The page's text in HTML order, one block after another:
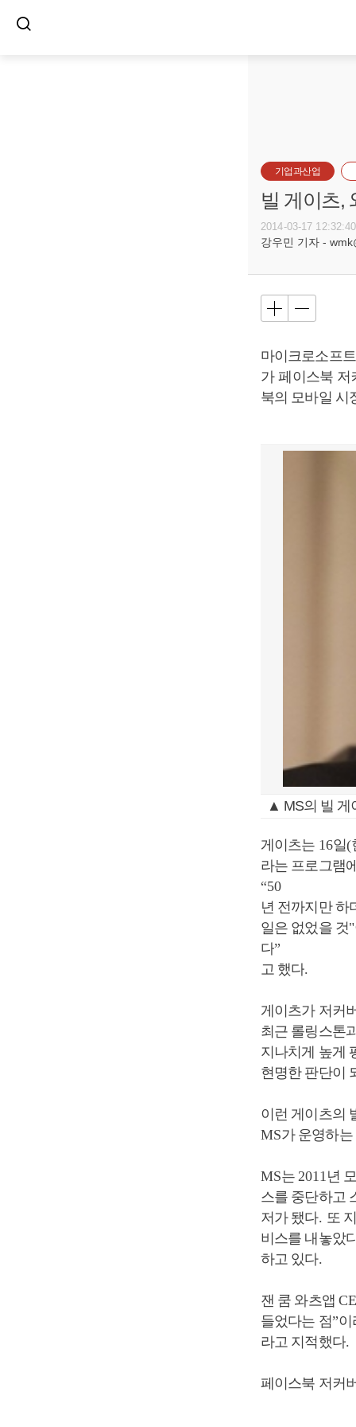
기업과산업
빌 게이츠,
2014-03-17 12:32:40
강우민 기자 -
마이크로소프트
가 페이스북
북의 모바일 시
▲ MS의 빌 게
게이츠는 16일(
라는 프로그램
“50
년 전까지만 하
일은 없었을 것"
다”
고 했다.
게이츠가 저커
최근 롤링스톤
지나치게 높게
현명한 판단이
이런 게이츠의
MS가 운영하
MS는2011년
스를 중단하고
저가 됐다. 또
비스를 내놓았
하고 있다.
잰 쿰 와츠앱
들었다는 점”
라고 지적했다.
페이스북 저커